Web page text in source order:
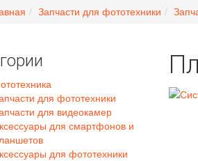
Запчасти для фототехники
для фототехники
для видеокамер
для смартфонов и
для фототехники